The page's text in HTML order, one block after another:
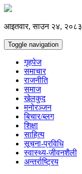
आइतवार, साउन २४, २०८३
Toggle navigation
गृहपेज
समाचार
राजनीति
समाज
खेलकुद
मनोरञ्जन
बिचार/ब्लग
शिक्षा
साहित्य
सूचना-प्रविधि
स्वास्थ्य-जीवनशैली
अन्तर्राष्ट्रिय